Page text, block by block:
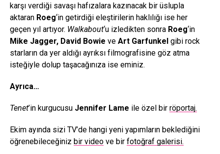
karşı verdiği savaşı hafızalara kazınacak bir üslupla
aktaran Roeg‘in getirdiği eleştirilerin haklılığı ise her
geçen yıl artıyor. Walkabout‘u izledikten sonra Roeg‘in
Mike Jagger, David Bowie ve Art Garfunkel gibi rock
starların da yer aldığı ayrıksı filmografisine göz atma
isteğiyle dolup taşacağınıza ise eminiz.
Ayrıca…
Tenet’in kurgucusu Jennifer Lame ile özel bir röportaj.
Ekim ayında sizi TV’de hangi yeni yapımların beklediğini
öğrenebileceğiniz bir video ve bir fotoğraf galerisi.